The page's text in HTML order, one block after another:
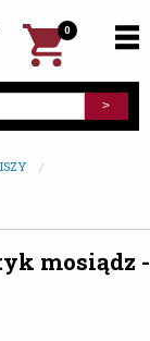
0
mosiądz -